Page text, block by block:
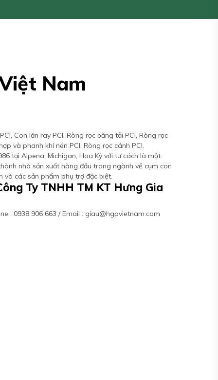
Nam
Con lăn ray PCI, Ròng rọc băng tải PCI, Ròng rọc
và phanh khí nén PCI, Ròng rọc cánh PCI.
tại Alpena, Michigan, Hoa Kỳ với tư cách là một
nhà sản xuất hàng đầu trong ngành về cụm con
và các sản phẩm phụ trợ đặc biệt.
Ty TNHH TM KT Hưng Gia
: 0938 906 663 / Email : giau@hgpvietnam.com